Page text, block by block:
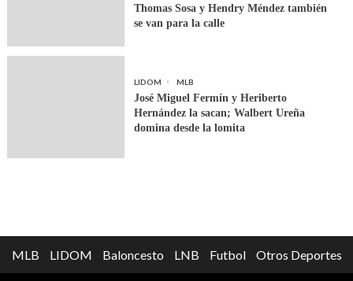
Thomas Sosa y Hendry Méndez también
se van para la calle
LIDOM MLB
José Miguel Fermín y Heriberto
Hernández la sacan; Walbert Ureña
domina desde la lomita
MLB LIDOM Baloncesto LNB Futbol Otros Deportes